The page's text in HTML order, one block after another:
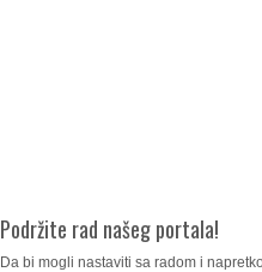
Podržite rad našeg portala!
Da bi mogli nastaviti sa radom i